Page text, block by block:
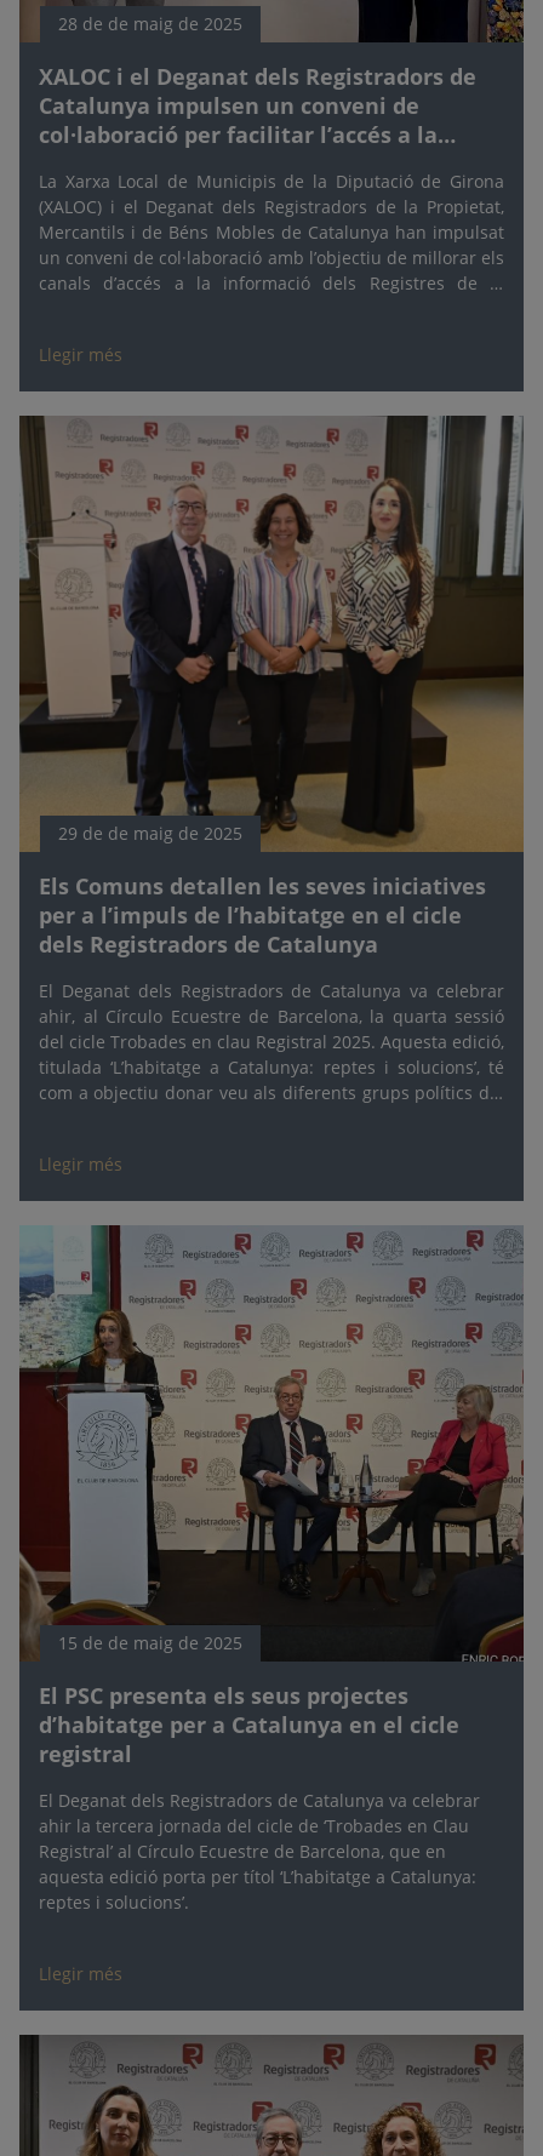
28 de de maig de 2025
XALOC i el Deganat dels Registradors de
Catalunya impulsen un conveni de
col·laboració per facilitar l’accés a la
La Xarxa Local de Municipis de la Diputació de Girona
(XALOC) i el Deganat dels Registradors de la Propietat,
Mercantils i de Béns Mobles de Catalunya han impulsat
un conveni de col·laboració amb l’objectiu de millorar els
canals d’accés a la informació dels Registres de la
dels ajuntaments gironins i de la seva ciutadania.
Llegir més
29 de de maig de 2025
Els Comuns detallen les seves iniciatives
per a l’impuls de l’habitatge en el cicle
dels Registradors de Catalunya
El Deganat dels Registradors de Catalunya va celebrar
ahir, al Círculo Ecuestre de Barcelona, la quarta sessió
del cicle Trobades en clau Registral 2025. Aquesta edició,
titulada ‘L’habitatge a Catalunya: reptes i solucions’, té
com a objectiu donar veu als diferents grups polítics del
Llegir més
15 de de maig de 2025
El PSC presenta els seus projectes
d’habitatge per a Catalunya en el cicle
registral
El Deganat dels Registradors de Catalunya va celebrar
ahir la tercera jornada del cicle de ‘Trobades en Clau
Registral’ al Círculo Ecuestre de Barcelona, que en
aquesta edició porta per títol ‘L’habitatge a Catalunya:
reptes i solucions’.
Llegir més